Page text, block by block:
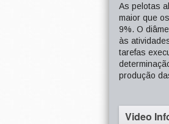
As pelotas
maior que
9%. O
às
tarefas
produção
Video